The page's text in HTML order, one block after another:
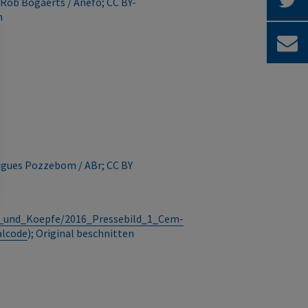
Pozzebom / ABr; CC BY
2016_Pressebild_1_Cem-
); Original beschnitten